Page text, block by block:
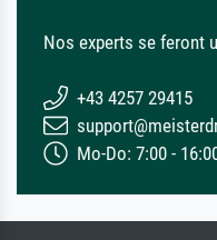
Nos experts se feront
+43 4257 29415
Mo-Do: 7:00 -